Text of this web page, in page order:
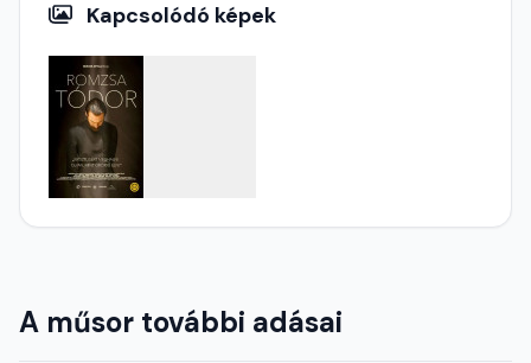
Kapcsolódó képek
A műsor további adásai